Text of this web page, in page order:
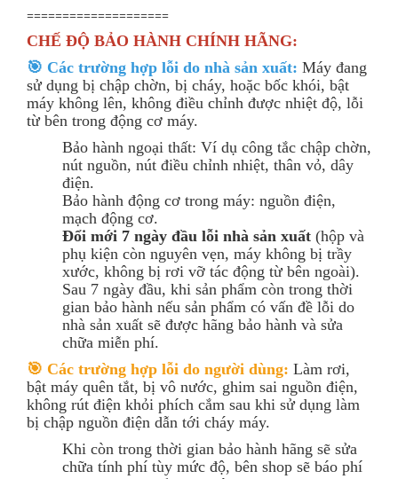
====================
CHẾ ĐỘ BẢO HÀNH CHÍNH HÃNG:
🎯 Các trường hợp lỗi do nhà sản xuất: Máy đang
sử dụng bị chập chờn, bị cháy, hoặc bốc khói, bật
máy không lên, không điều chỉnh được nhiệt độ, lỗi
từ bên trong động cơ máy.
Bảo hành ngoại thất: Ví dụ công tắc chập chờn,
nút nguồn, nút điều chỉnh nhiệt, thân vỏ, dây
điện.
Bảo hành động cơ trong máy: nguồn điện,
mạch động cơ.
Đổi mới 7 ngày đầu lỗi nhà sản xuất (hộp và
phụ kiện còn nguyên vẹn, máy không bị trầy
xước, không bị rơi vỡ tác động từ bên ngoài).
Sau 7 ngày đầu, khi sản phẩm còn trong thời
gian bảo hành nếu sản phẩm có vấn đề lỗi do
nhà sản xuất sẽ được hãng bảo hành và sửa
chữa miễn phí.
🎯 Các trường hợp lỗi do người dùng: Làm rơi,
bật máy quên tắt, bị vô nước, ghim sai nguồn điện,
không rút điện khỏi phích cắm sau khi sử dụng làm
bị chập nguồn điện dẫn tới cháy máy.
Khi còn trong thời gian bảo hành hãng sẽ sửa
chữa tính phí tùy mức độ, bên shop sẽ báo phí